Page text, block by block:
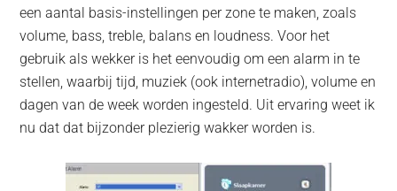
een aantal basis-instellingen per zone te maken, zoals
volume, bass, treble, balans en loudness. Voor het
gebruik als wekker is het eenvoudig om een alarm in te
stellen, waarbij tijd, muziek (ook internetradio), volume en
dagen van de week worden ingesteld. Uit ervaring weet ik
nu dat dat bijzonder plezierig wakker worden is.